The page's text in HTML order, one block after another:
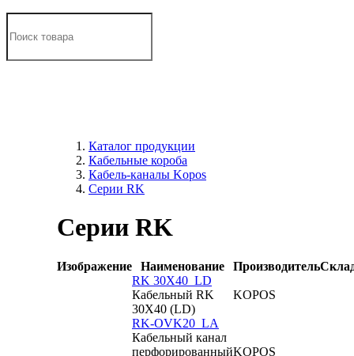
Каталог продукции
Кабельные короба
Кабель-каналы Kopos
Серии RK
Серии RK
Изображение Наименование Производитель
RK 30X40_LD
Кабельный RK
30X40 (LD)
KOPOS
RK-OVK20_LA
Кабельный канал
перфорированныйKOPOS